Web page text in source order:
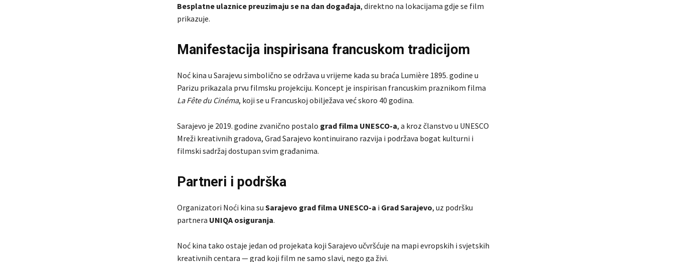
Besplatne ulaznice preuzimaju se na dan događaja, direktno na lokacijama gdje se film
prikazuje.
Manifestacija inspirisana francuskom tradicijom
Noć kina u Sarajevu simbolično se održava u vrijeme kada su braća Lumière 1895. godine u
Parizu prikazala prvu filmsku projekciju. Koncept je inspirisan francuskim praznikom filma
La Fête du Cinéma, koji se u Francuskoj obilježava već skoro 40 godina.
Sarajevo je 2019. godine zvanično postalo grad filma UNESCO-a, a kroz članstvo u UNESCO
Mreži kreativnih gradova, Grad Sarajevo kontinuirano razvija i podržava bogat kulturni i
filmski sadržaj dostupan svim građanima.
Partneri i podrška
Organizatori Noći kina su Sarajevo grad filma UNESCO-a i Grad Sarajevo, uz podršku
partnera UNIQA osiguranja.
Noć kina tako ostaje jedan od projekata koji Sarajevo učvršćuje na mapi evropskih i svjetskih
kreativnih centara — grad koji film ne samo slavi, nego ga živi.